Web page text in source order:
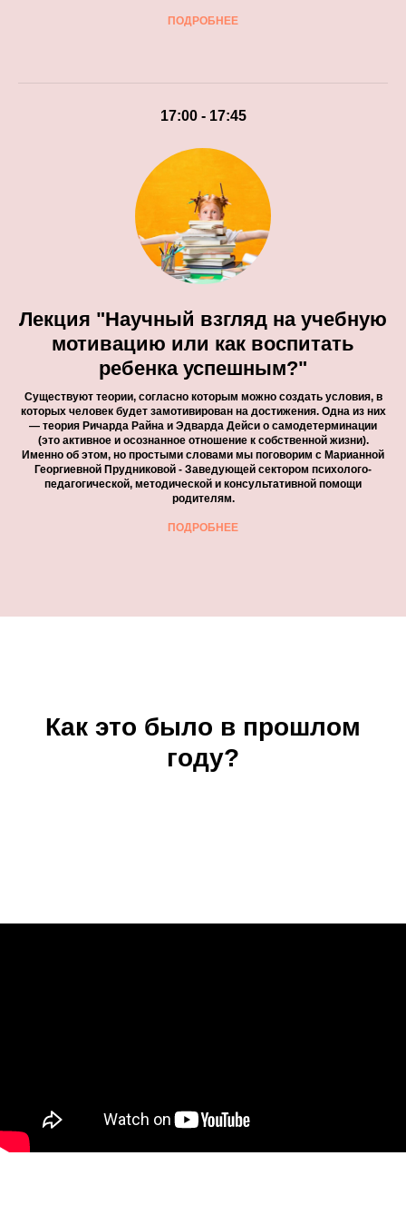
ПОДРОБНЕЕ
17:00 - 17:45
Лекция "Научный взгляд на учебную
мотивацию или как воспитать
ребенка успешным?"
Существуют теории, согласно которым можно создать условия, в
которых человек будет замотивирован на достижения. Одна из них
— теория Ричарда Райна и Эдварда Дейси о самодетерминации
(это активное и осознанное отношение к собственной жизни).
Именно об этом, но простыми словами мы поговорим с Марианной
Георгиевной Прудниковой - Заведующей сектором психолого-
педагогической, методической и консультативной помощи
родителям.
ПОДРОБНЕЕ
Как это было в прошлом
году?